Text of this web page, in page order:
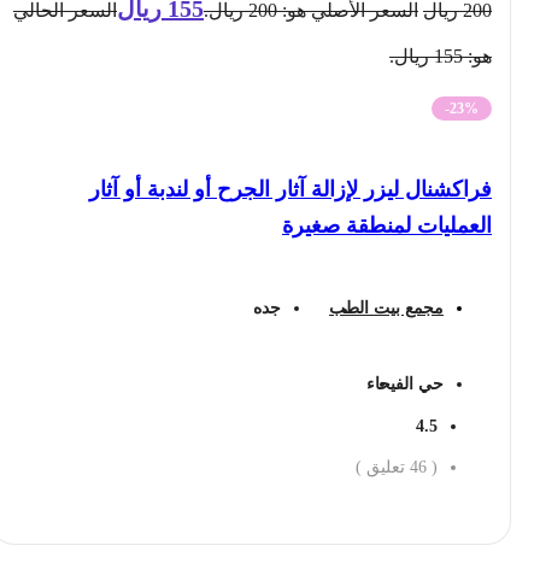
ريال السعر الأصلي هو: 200 ريال. 155 ريال السعر الحالي
-23%
فراكشنال ليزر لإزالة آثار الجرح أو لندبة أو آثار
العمليات لمنطقة صغيرة
مجمع بيت الطب جده
حي الفيحاء
4.5
46 تعليق )